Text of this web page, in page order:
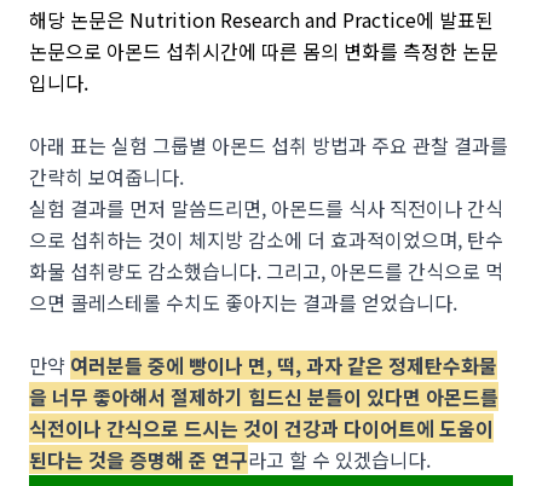
해당 논문은 Nutrition Research and Practice에 발표된
논문으로 아몬드 섭취시간에 따른 몸의 변화를 측정한 논문
입니다.
아래 표는 실험 그룹별 아몬드 섭취 방법과 주요 관찰 결과를
간략히 보여줍니다.
실험 결과를 먼저 말씀드리면, 아몬드를 식사 직전이나 간식
으로 섭취하는 것이 체지방 감소에 더 효과적이었으며, 탄수
화물 섭취량도 감소했습니다. 그리고, 아몬드를 간식으로 먹
으면 콜레스테롤 수치도 좋아지는 결과를 얻었습니다.
만약 여러분들 중에 빵이나 면, 떡, 과자 같은 정제탄수화물
을 너무 좋아해서 절제하기 힘드신 분들이 있다면 아몬드를
식전이나 간식으로 드시는 것이 건강과 다이어트에 도움이
된다는 것을 증명해 준 연구라고 할 수 있겠습니다.